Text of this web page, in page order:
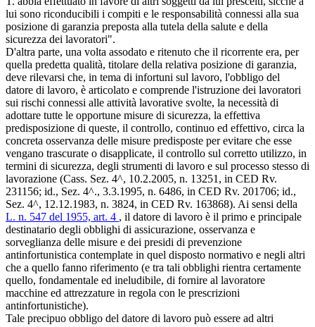
lui sono riconducibili i compiti e le responsabilità connessi alla sua
posizione di garanzia preposta alla tutela della salute e della
sicurezza dei lavoratori".
D'altra parte, una volta assodato e ritenuto che il ricorrente era, per
quella predetta qualità, titolare della relativa posizione di garanzia,
deve rilevarsi che, in tema di infortuni sul lavoro, l'obbligo del
datore di lavoro, è articolato e comprende l'istruzione dei lavoratori
sui rischi connessi alle attività lavorative svolte, la necessità di
adottare tutte le opportune misure di sicurezza, la effettiva
predisposizione di queste, il controllo, continuo ed effettivo, circa la
concreta osservanza delle misure predisposte per evitare che esse
vengano trascurate o disapplicate, il controllo sul corretto utilizzo, in
termini di sicurezza, degli strumenti di lavoro e sul processo stesso di
lavorazione (Cass. Sez. 4^, 10.2.2005, n. 13251, in CED Rv.
231156; id., Sez. 4^., 3.3.1995, n. 6486, in CED Rv. 201706; id.,
Sez. 4^, 12.12.1983, n. 3824, in CED Rv. 163868). Ai sensi della
L. n. 547 del 1955, art. 4 , il datore di lavoro è il primo e principale
destinatario degli obblighi di assicurazione, osservanza e
sorveglianza delle misure e dei presidi di prevenzione
antinfortunistica contemplate in quel disposto normativo e negli altri
che a quello fanno riferimento (e tra tali obblighi rientra certamente
quello, fondamentale ed ineludibile, di fornire al lavoratore
macchine ed attrezzature in regola con le prescrizioni
antinfortunistiche).
Tale precipuo obbligo del datore di lavoro può essere ad altri